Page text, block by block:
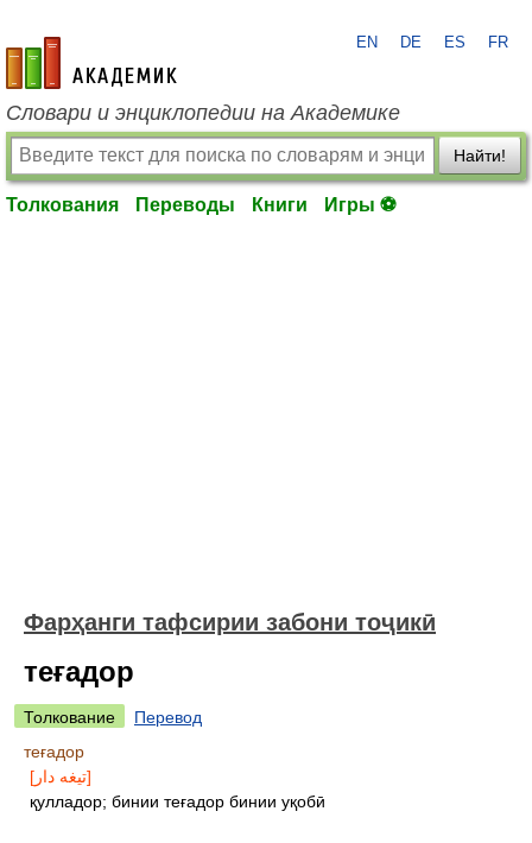
academic.ru
EN DE ES FR
Словари и энциклопедии на Академике
Найти!
Толкования Переводы Книги Игры ⚽
Фарҳанги тафсирии забони тоҷикӣ
теғадор
Толкование
Перевод
теғадор
[تيغه دار]
қулладор; бинии теғадор бинии уқобӣ